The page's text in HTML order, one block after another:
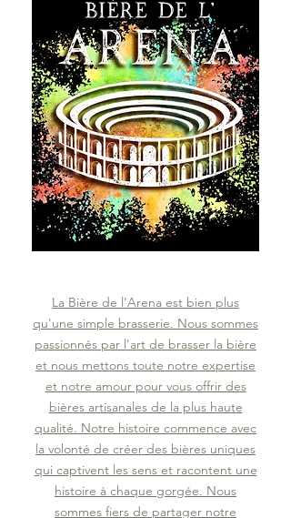
La Bière de l'Arena est bien plus
qu'une simple brasserie. Nous sommes
passionnés par l'art de brasser la bière
et nous mettons toute notre expertise
et notre amour pour vous offrir des
bières artisanales de la plus haute
qualité. Notre histoire commence avec
la volonté de créer des bières uniques
qui captivent les sens et racontent une
histoire à chaque gorgée. Nous
sommes fiers de partager notre